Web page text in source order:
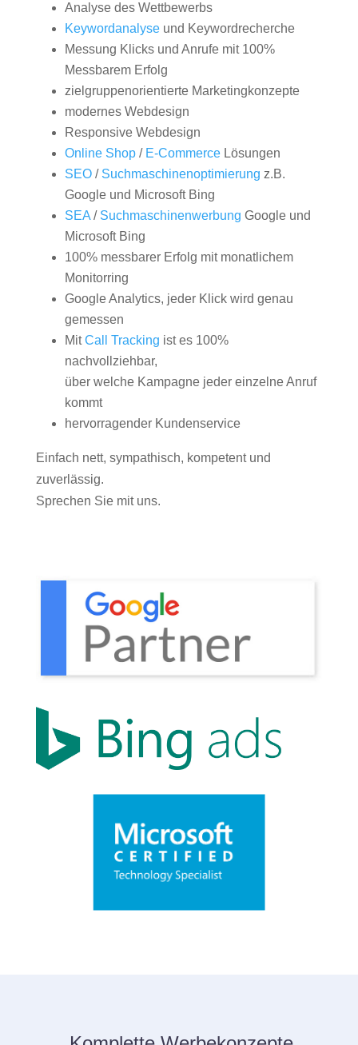
Analyse des Wettbewerbs
Keywordanalyseund Keywordrecherche
Messung Klicks und Anrufe mit 100%
Messbarem Erfolg
zielgruppenorientierte Marketingkonzepte
modernes Webdesign
Responsive Webdesign
Online Shop/ E-CommerceLösungen
SEO/ Suchmaschinenoptimierung z.B.
Google und Microsoft Bing
SEA/ Suchmaschinenwerbung Google und
Microsoft Bing
100% messbarer Erfolg mit monatlichem
Monitorring
Google Analytics, jeder Klick wird genau
gemessen
MitCall Tracking ist es 100%
nachvollziehbar,
über welche Kampagne jeder einzelne Anruf
kommt
hervorragender Kundenservice
Einfach nett, sympathisch, kompetent und
zuverlässig.
Sprechen Sie mit uns.